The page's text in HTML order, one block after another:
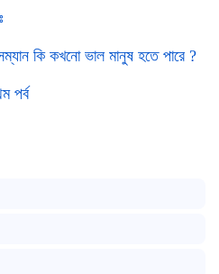
কি কখনো ভাল মানুষ হতে পারে ?
পর্ব